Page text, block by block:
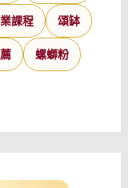
課程 頌缽
螺螄粉